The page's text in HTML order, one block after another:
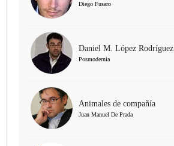
Diego Fusaro
Daniel M. López Rodríguez
Posmodernia
Animales de compañía
Juan Manuel De Prada